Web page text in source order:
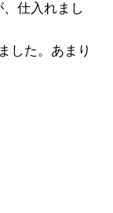
仕入れまし
した。あまり